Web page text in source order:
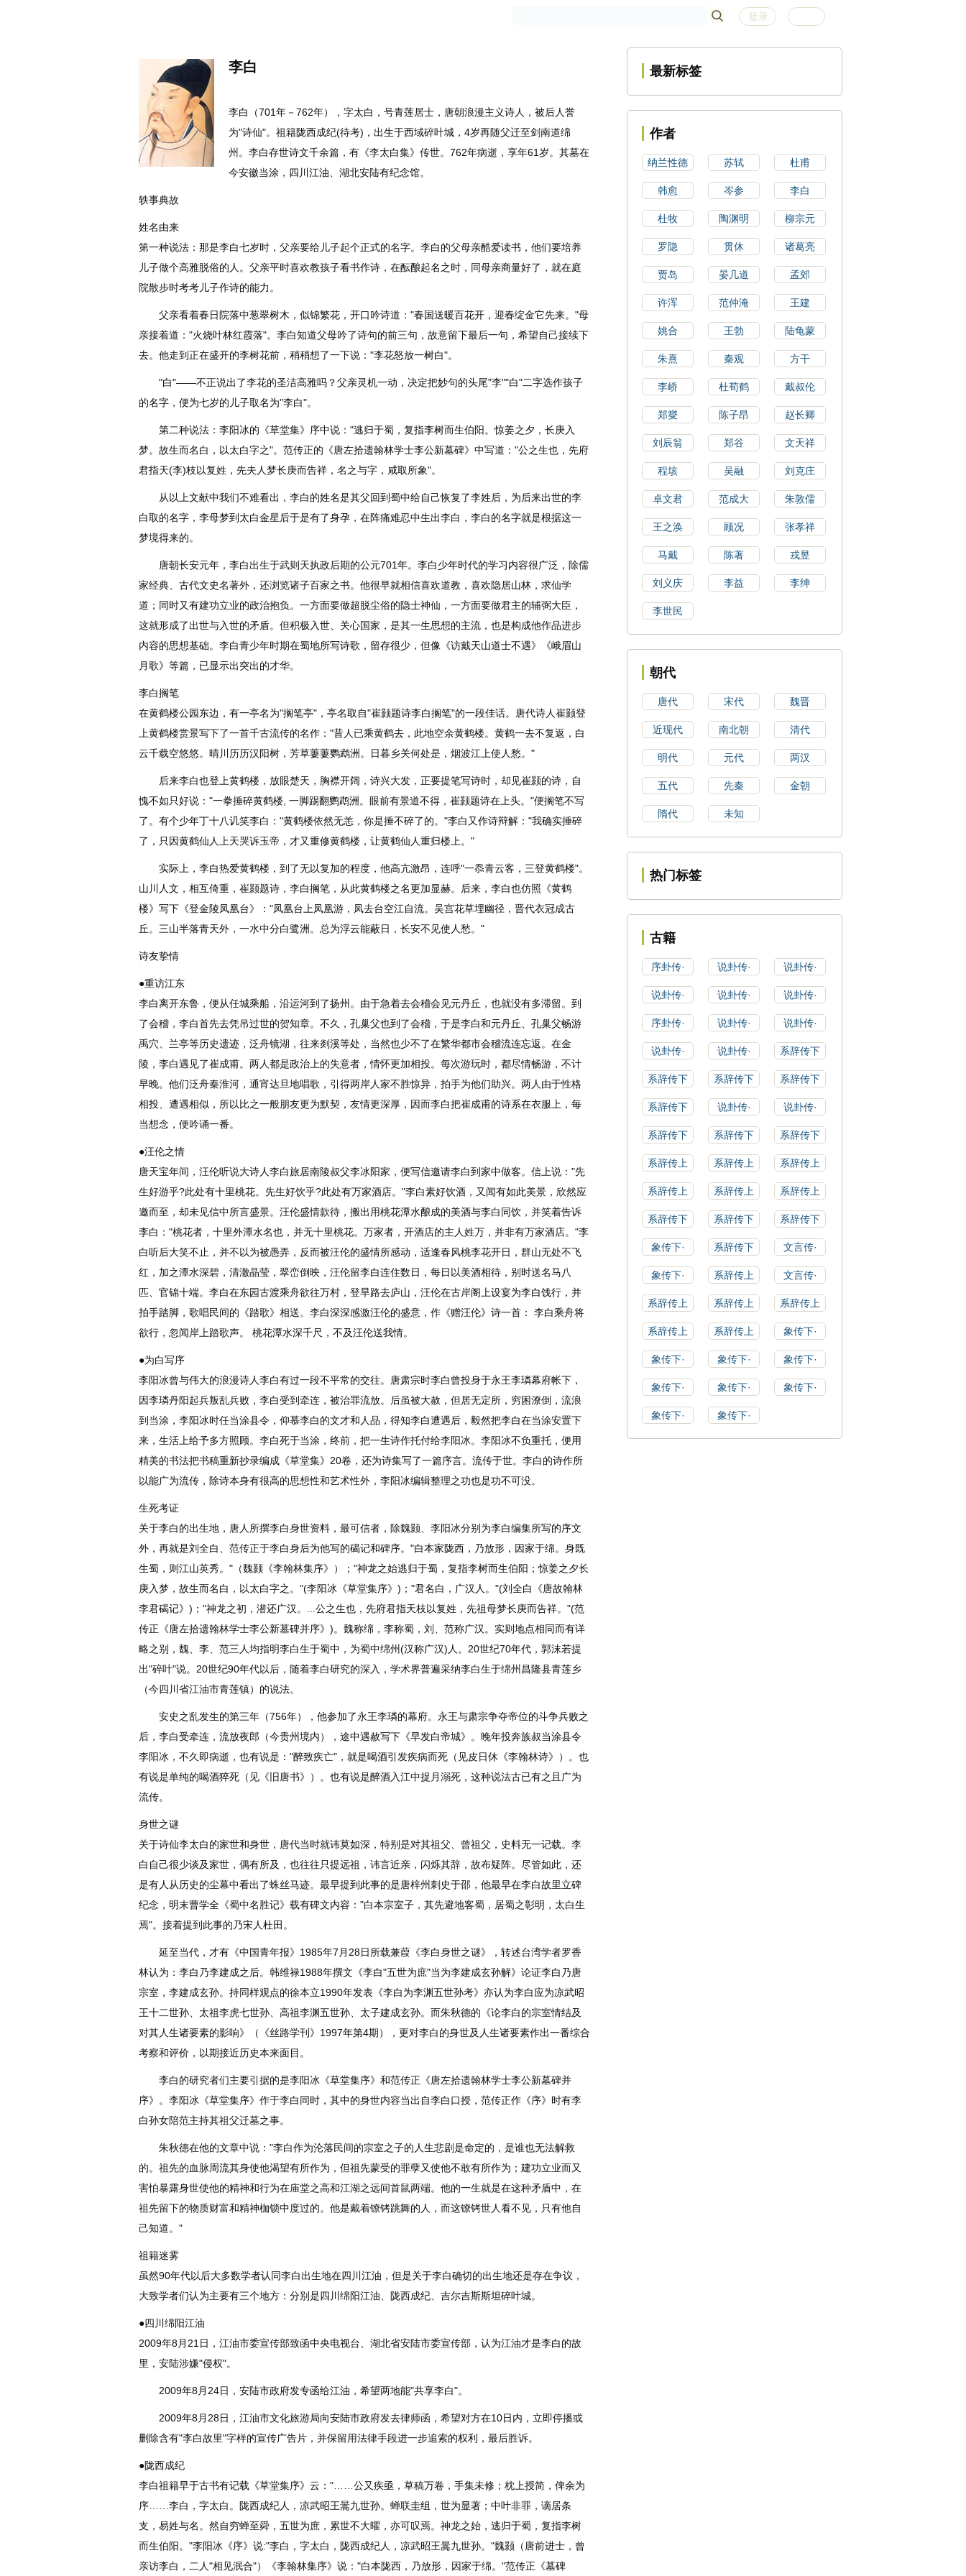
登录
李白
李白（701年－762年），字太白，号青莲居士，唐朝浪漫主义诗人，被后人誉
为"诗仙"。祖籍陇西成纪(待考)，出生于西域碎叶城，4岁再随父迁至剑南道绵
州。李白存世诗文千余篇，有《李太白集》传世。762年病逝，享年61岁。其墓在
今安徽当涂，四川江油、湖北安陆有纪念馆。
轶事典故
姓名由来
第一种说法：那是李白七岁时，父亲要给儿子起个正式的名字。李白的父母亲酷爱读书，他们要培养
儿子做个高雅脱俗的人。父亲平时喜欢教孩子看书作诗，在酝酿起名之时，同母亲商量好了，就在庭
院散步时考考儿子作诗的能力。
父亲看着春日院落中葱翠树木，似锦繁花，开口吟诗道："春国送暖百花开，迎春绽金它先来。"母
亲接着道："火烧叶林红霞落"。李白知道父母吟了诗句的前三句，故意留下最后一句，希望自己接续下
去。他走到正在盛开的李树花前，稍稍想了一下说："李花怒放一树白"。
"白"——不正说出了李花的圣洁高雅吗？父亲灵机一动，决定把妙句的头尾"李""白"二字选作孩子
的名字，便为七岁的儿子取名为"李白"。
第二种说法：李阳冰的《草堂集》序中说："逃归于蜀，复指李树而生伯阳。惊姜之夕，长庚入
梦。故生而名白，以太白字之"。范传正的《唐左拾遗翰林学士李公新墓碑》中写道："公之生也，先府
君指天(李)枝以复姓，先夫人梦长庚而告祥，名之与字，咸取所象"。
从以上文献中我们不难看出，李白的姓名是其父回到蜀中给自己恢复了李姓后，为后来出世的李
白取的名字，李母梦到太白金星后于是有了身孕，在阵痛难忍中生出李白，李白的名字就是根据这一
梦境得来的。
唐朝长安元年，李白出生于武则天执政后期的公元701年。李白少年时代的学习内容很广泛，除儒
家经典、古代文史名著外，还浏览诸子百家之书。他很早就相信喜欢道教，喜欢隐居山林，求仙学
道；同时又有建功立业的政治抱负。一方面要做超脱尘俗的隐士神仙，一方面要做君主的辅弼大臣，
这就形成了出世与入世的矛盾。但积极入世、关心国家，是其一生思想的主流，也是构成他作品进步
内容的思想基础。李白青少年时期在蜀地所写诗歌，留存很少，但像《访戴天山道士不遇》《峨眉山
月歌》等篇，已显示出突出的才华。
李白搁笔
在黄鹤楼公园东边，有一亭名为"搁笔亭"，亭名取自"崔颢题诗李白搁笔"的一段佳话。唐代诗人崔颢登
上黄鹤楼赏景写下了一首千古流传的名作："昔人已乘黄鹤去，此地空余黄鹤楼。黄鹤一去不复返，白
云千载空悠悠。晴川历历汉阳树，芳草萋萋鹦鹉洲。日暮乡关何处是，烟波江上使人愁。"
后来李白也登上黄鹤楼，放眼楚天，胸襟开阔，诗兴大发，正要提笔写诗时，却见崔颢的诗，自
愧不如只好说："一拳捶碎黄鹤楼, 一脚踢翻鹦鹉洲。眼前有景道不得，崔颢题诗在上头。"便搁笔不写
了。有个少年丁十八讥笑李白："黄鹤楼依然无恙，你是捶不碎了的。"李白又作诗辩解："我确实捶碎
了，只因黄鹤仙人上天哭诉玉帝，才又重修黄鹤楼，让黄鹤仙人重归楼上。"
实际上，李白热爱黄鹤楼，到了无以复加的程度，他高亢激昂，连呼"一忝青云客，三登黄鹤楼"。
山川人文，相互倚重，崔颢题诗，李白搁笔，从此黄鹤楼之名更加显赫。后来，李白也仿照《黄鹤
楼》写下《登金陵凤凰台》："凤凰台上凤凰游，凤去台空江自流。吴宫花草埋幽径，晋代衣冠成古
丘。三山半落青天外，一水中分白鹭洲。总为浮云能蔽日，长安不见使人愁。"
诗友挚情
●重访江东
李白离开东鲁，便从任城乘船，沿运河到了扬州。由于急着去会稽会见元丹丘，也就没有多滞留。到
了会稽，李白首先去凭吊过世的贺知章。不久，孔巢父也到了会稽，于是李白和元丹丘、孔巢父畅游
禹穴、兰亭等历史遗迹，泛舟镜湖，往来剡溪等处，当然也少不了在繁华都市会稽流连忘返。在金
陵，李白遇见了崔成甫。两人都是政治上的失意者，情怀更加相投。每次游玩时，都尽情畅游，不计
早晚。他们泛舟秦淮河，通宵达旦地唱歌，引得两岸人家不胜惊异，拍手为他们助兴。两人由于性格
相投、遭遇相似，所以比之一般朋友更为默契，友情更深厚，因而李白把崔成甫的诗系在衣服上，每
当想念，便吟诵一番。
●汪伦之情
唐天宝年间，汪伦听说大诗人李白旅居南陵叔父李冰阳家，便写信邀请李白到家中做客。信上说："先
生好游乎?此处有十里桃花。先生好饮乎?此处有万家酒店。"李白素好饮酒，又闻有如此美景，欣然应
邀而至，却未见信中所言盛景。汪伦盛情款待，搬出用桃花潭水酿成的美酒与李白同饮，并笑着告诉
李白："桃花者，十里外潭水名也，并无十里桃花。万家者，开酒店的主人姓万，并非有万家酒店。"李
白听后大笑不止，并不以为被愚弄，反而被汪伦的盛情所感动，适逢春风桃李花开日，群山无处不飞
红，加之潭水深碧，清澈晶莹，翠峦倒映，汪伦留李白连住数日，每日以美酒相待，别时送名马八
匹、官锦十端。李白在东园古渡乘舟欲往万村，登旱路去庐山，汪伦在古岸阁上设宴为李白饯行，并
拍手踏脚，歌唱民间的《踏歌》相送。李白深深感激汪伦的盛意，作《赠汪伦》诗一首： 李白乘舟将
欲行，忽闻岸上踏歌声。 桃花潭水深千尺，不及汪伦送我情。
●为白写序
李阳冰曾与伟大的浪漫诗人李白有过一段不平常的交往。唐肃宗时李白曾投身于永王李璘幕府帐下，
因李璘丹阳起兵叛乱兵败，李白受到牵连，被治罪流放。后虽被大赦，但居无定所，穷困潦倒，流浪
到当涂，李阳冰时任当涂县令，仰慕李白的文才和人品，得知李白遭遇后，毅然把李白在当涂安置下
来，生活上给予多方照顾。李白死于当涂，终前，把一生诗作托付给李阳冰。李阳冰不负重托，便用
精美的书法把书稿重新抄录编成《草堂集》20卷，还为诗集写了一篇序言。流传于世。李白的诗作所
以能广为流传，除诗本身有很高的思想性和艺术性外，李阳冰编辑整理之功也是功不可没。
生死考证
关于李白的出生地，唐人所撰李白身世资料，最可信者，除魏颢、李阳冰分别为李白编集所写的序文
外，再就是刘全白、范传正于李白身后为他写的碣记和碑序。"白本家陇西，乃放形，因家于绵。身既
生蜀，则江山英秀。"（魏颢《李翰林集序》）；"神龙之始逃归于蜀，复指李树而生伯阳；惊姜之夕长
庚入梦，故生而名白，以太白字之。"(李阳冰《草堂集序》)；"君名白，广汉人。"(刘全白《唐故翰林
李君碣记》)；"神龙之初，潜还广汉。...公之生也，先府君指天枝以复姓，先祖母梦长庚而告祥。"(范
传正《唐左拾遗翰林学士李公新墓碑并序》)。魏称绵，李称蜀，刘、范称广汉。实则地点相同而有详
略之别，魏、李、范三人均指明李白生于蜀中，为蜀中绵州(汉称广汉)人。20世纪70年代，郭沫若提
出"碎叶"说。20世纪90年代以后，随着李白研究的深入，学术界普遍采纳李白生于绵州昌隆县青莲乡
（今四川省江油市青莲镇）的说法。
安史之乱发生的第三年（756年），他参加了永王李璘的幕府。永王与肃宗争夺帝位的斗争兵败之
后，李白受牵连，流放夜郎（今贵州境内），途中遇赦写下《早发白帝城》。晚年投奔族叔当涂县令
李阳冰，不久即病逝，也有说是："醉致疾亡"，就是喝酒引发疾病而死（见皮日休《李翰林诗》）。也
有说是单纯的喝酒猝死（见《旧唐书》）。也有说是醉酒入江中捉月溺死，这种说法古已有之且广为
流传。
身世之谜
关于诗仙李太白的家世和身世，唐代当时就讳莫如深，特别是对其祖父、曾祖父，史料无一记载。李
白自己很少谈及家世，偶有所及，也往往只提远祖，讳言近亲，闪烁其辞，故布疑阵。尽管如此，还
是有人从历史的尘幕中看出了蛛丝马迹。最早提到此事的是唐梓州刺史于邵，他最早在李白故里立碑
纪念，明末曹学全《蜀中名胜记》载有碑文内容："白本宗室子，其先避地客蜀，居蜀之彰明，太白生
焉"。接着提到此事的乃宋人杜田。
延至当代，才有《中国青年报》1985年7月28日所载兼葭《李白身世之谜》，转述台湾学者罗香
林认为：李白乃李建成之后。韩维禄1988年撰文《李白"五世为庶"当为李建成玄孙解》论证李白乃唐
宗室，李建成玄孙。持同样观点的徐本立1990年发表《李白为李渊五世孙考》亦认为李白应为凉武昭
王十二世孙、太祖李虎七世孙、高祖李渊五世孙、太子建成玄孙。而朱秋德的《论李白的宗室情结及
对其人生诸要素的影响》（《丝路学刊》1997年第4期），更对李白的身世及人生诸要素作出一番综合
考察和评价，以期接近历史本来面目。
李白的研究者们主要引据的是李阳冰《草堂集序》和范传正《唐左拾遗翰林学士李公新墓碑并
序》。李阳冰《草堂集序》作于李白同时，其中的身世内容当出自李白口授，范传正作《序》时有李
白孙女陪范主持其祖父迁墓之事。
朱秋德在他的文章中说："李白作为沦落民间的宗室之子的人生悲剧是命定的，是谁也无法解救
的。祖先的血脉周流其身使他渴望有所作为，但祖先蒙受的罪孽又使他不敢有所作为；建功立业而又
害怕暴露身世使他的精神和行为在庙堂之高和江湖之远间首鼠两端。他的一生就是在这种矛盾中，在
祖先留下的物质财富和精神枷锁中度过的。他是戴着镣铐跳舞的人，而这镣铐世人看不见，只有他自
己知道。"
祖籍迷雾
虽然90年代以后大多数学者认同李白出生地在四川江油，但是关于李白确切的出生地还是存在争议，
大致学者们认为主要有三个地方：分别是四川绵阳江油、陇西成纪、吉尔吉斯斯坦碎叶城。
●四川绵阳江油
2009年8月21日，江油市委宣传部致函中央电视台、湖北省安陆市委宣传部，认为江油才是李白的故
里，安陆涉嫌"侵权"。
2009年8月24日，安陆市政府发专函给江油，希望两地能"共享李白"。
2009年8月28日，江油市文化旅游局向安陆市政府发去律师函，希望对方在10日内，立即停播或
删除含有"李白故里"字样的宣传广告片，并保留用法律手段进一步追索的权利，最后胜诉。
●陇西成纪
李白祖籍早于古书有记载《草堂集序》云："……公又疾亟，草稿万卷，手集未修；枕上授简，俾余为
序……李白，字太白。陇西成纪人，凉武昭王暠九世孙。蝉联圭组，世为显著；中叶非罪，谪居条
支，易姓与名。然自穷蝉至舜，五世为庶，累世不大曜，亦可叹焉。神龙之始，逃归于蜀，复指李树
而生伯阳。"李阳冰《序》说:"李白，字太白，陇西成纪人，凉武昭王暠九世孙。"魏颢（唐前进士，曾
亲访李白，二人"相见泯合"）《李翰林集序》说："白本陇西，乃放形，因家于绵。"范传正《墓碑
最新标签
作者
纳兰性德 苏轼 杜甫
韩愈 岑参 李白
杜牧 陶渊明 柳宗元
罗隐 贯休 诸葛亮
贾岛 晏几道 孟郊
许浑 范仲淹 王建
姚合 王勃 陆龟蒙
朱熹 秦观 方干
李峤 杜荀鹤 戴叔伦
郑燮 陈子昂 赵长卿
刘辰翁 郑谷 文天祥
程垓 吴融 刘克庄
卓文君 范成大 朱敦儒
王之涣 顾况 张孝祥
马戴 陈著 戎昱
刘义庆 李益 李绅
李世民
朝代
唐代 宋代 魏晋
近现代 南北朝 清代
明代 元代 两汉
五代 先秦 金朝
隋代 未知
热门标签
古籍
序卦传· 说卦传· 说卦传·
说卦传· 说卦传· 说卦传·
序卦传· 说卦传· 说卦传·
说卦传· 说卦传· 系辞传下
系辞传下 系辞传下 系辞传下
系辞传下 说卦传· 说卦传·
系辞传下 系辞传下 系辞传下
系辞传上 系辞传上 系辞传上
系辞传上 系辞传上 系辞传上
系辞传下 系辞传下 系辞传下
象传下· 系辞传下 文言传·
象传下· 系辞传上 文言传·
系辞传上 系辞传上 系辞传上
系辞传上 系辞传上 象传下·
象传下· 象传下· 象传下·
象传下· 象传下· 象传下·
象传下· 象传下·